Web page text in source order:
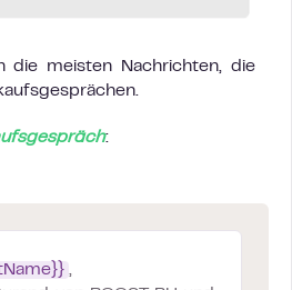
die meisten Nachrichten, die
:
,